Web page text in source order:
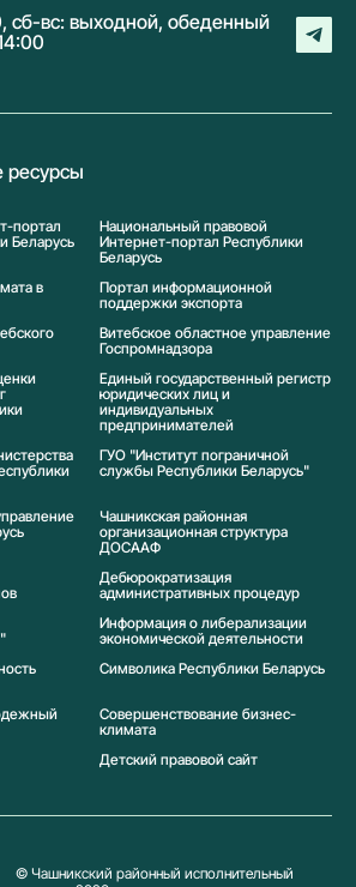
сб-вс: выходной, обеденный
портал
Беларусь
Национальный правовой
Интернет-портал Республики
Беларусь
в
Портал информационной
поддержки экспорта
Витебское областное управление
Госпромнадзора
Единый государственный регистр
юридических лиц и
индивидуальных
предпринимателей
ГУО "Институт пограничной
службы Республики Беларусь"
Чашникская районная
организационная структура
ДОСААФ
Дебюрократизация
административных процедур
Информация о либерализации
экономической деятельности
Символика Реcпублики Беларусь
Совершенствование бизнес-
климата
Детский правовой сайт
© Чашникский районный исполнительный